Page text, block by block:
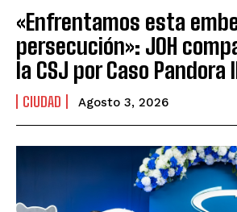
«Enfrentamos esta
persecución»: JOH
la CSJ por Caso Pandora
CIUDAD Agosto 3, 2026